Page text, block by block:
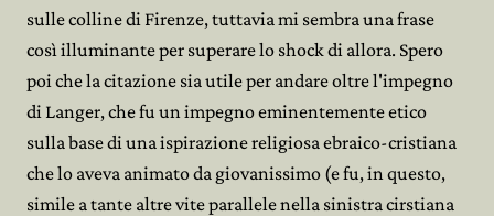
sulle colline di Firenze, tuttavia mi sembra una frase
così illuminante per superare lo shock di allora. Spero
poi che la citazione sia utile per andare oltre l'impegno
di Langer, che fu un impegno eminentemente etico
sulla base di una ispirazione religiosa ebraico-cristiana
che lo aveva animato da giovanissimo (e fu, in questo,
simile a tante altre vite parallele nella sinistra cirstiana